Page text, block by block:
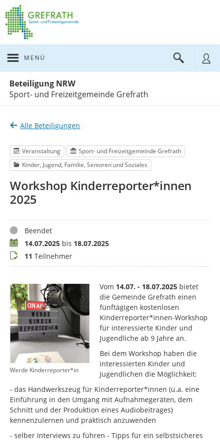
MENÜ
Beteiligung NRW
Sport- und Freizeitgemeinde Grefrath
Alle Beteiligungen
Veranstaltung
Sport- und Freizeitgemeinde Grefrath
Kinder, Jugend, Familie, Senioren und Soziales
Workshop Kinderreporter*innen
2025
StatusBeendet
Termin14.07.2025 bis 18.07.2025
Teilnehmer
11 Teilnehmer
Werde Kinderreporter*in
Vom 14.07. - 18.07.2025 bietet
die Gemeinde Grefrath einen
fünftägigen kostenlosen
Kinderreporter*innen-Workshop
für interessierte Kinder und
Jugendliche ab 9 Jahre an.
Bei dem Workshop haben die
interessierten Kinder und
Jugendlichen die Möglichkeit:
- das Handwerkszeug für Kinderreporter*innen (u.a. eine
Einführung in den Umgang mit Aufnahmegeräten, dem
Schnitt und der Produktion eines Audiobeitrages)
kennenzulernen und praktisch anzuwenden
- selber Interviews zu führen - Tipps für ein selbstsicheres